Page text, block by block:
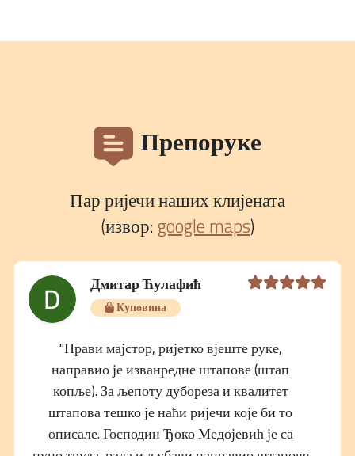
Препоруке
Пар ријечи наших клијената
(извор: google maps)
Дмитар Ћулафић
Куповина
"Прави мајстор, ријетко вјеште руке,
направио је изванредне штапове (штап
копље). За љепоту дубореза и квалитет
штапова тешко је наћи ријечи које би то
описале. Господин Ђоко Медојевић је са